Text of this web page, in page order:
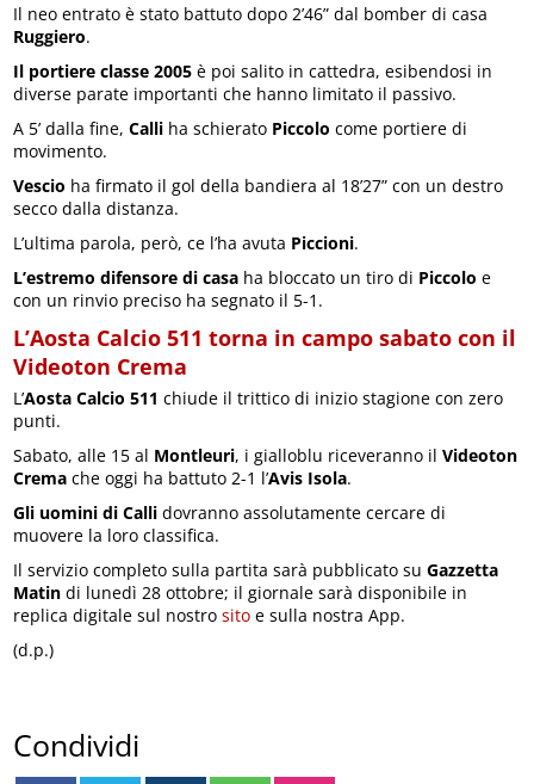
Il neo entrato è stato battuto dopo 2’46” dal bomber di casa
Ruggiero.
Il portiere classe 2005 è poi salito in cattedra, esibendosi in
diverse parate importanti che hanno limitato il passivo.
A 5’ dalla fine,Calli ha schierato Piccolo come portiere di
movimento.
Vescio ha firmato il gol della bandiera al 18’27” con un destro
secco dalla distanza.
L’ultima parola, però, ce l’ha avuta Piccioni.
L’estremo difensore di casa ha bloccato un tiro di Piccolo e
con un rinvio preciso ha segnato il 5-1.
L’Aosta Calcio 511 torna in campo sabato con il
Videoton Crema
L’Aosta Calcio 511 chiude il trittico di inizio stagione con zero
punti.
Sabato, alle 15 al Montleuri, i gialloblu riceveranno ilVideoton
Crema che oggi ha battuto 2-1 l’Avis Isola.
Gli uomini di Calli dovranno assolutamente cercare di
muovere la loro classifica.
Il servizio completo sulla partita sarà pubblicato suGazzetta
Matin di lunedì 28 ottobre; il giornale sarà disponibile in
replica digitale sul nostrosito e sulla nostra App.
(d.p.)
Condividi